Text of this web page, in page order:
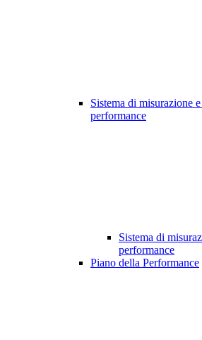
Sistema di misurazione
performance
Sistema di
performance
Piano della Performance